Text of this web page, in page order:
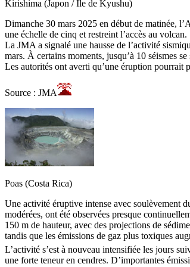
Kirishima (Japon / Île de Kyushu)
Dimanche 30 mars 2025 en début de matinée,
une échelle de cinq et restreint l’accès au volcan.
La JMA a signalé une hausse de l’activité
mars. À certains moments, jusqu’à 10 séismes
Les autorités ont averti qu’une éruption pourrait
Source : JMA
Poas (Costa Rica)
Une activité éruptive intense avec soulèvement
modérées, ont été observées presque
150 m de hauteur, avec des projections de
tandis que les émissions de gaz plus toxiques
L’activité s’est à nouveau intensifiée les jours
une forte teneur en cendres. D’importantes